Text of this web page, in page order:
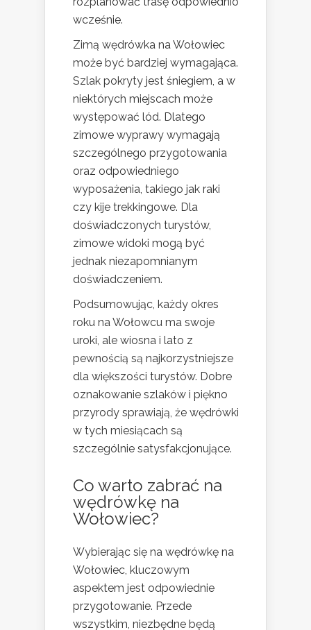
wcześnie.
Zimą wędrówka na Wołowiec
może być bardziej wymagająca.
Szlak pokryty jest śniegiem, a w
niektórych miejscach może
występować lód. Dlatego
zimowe wyprawy wymagają
szczególnego przygotowania
oraz odpowiedniego
wyposażenia, takiego jak raki
czy kije trekkingowe. Dla
doświadczonych turystów,
zimowe widoki mogą być
jednak niezapomnianym
doświadczeniem.
Podsumowując, każdy okres
roku na Wołowcu ma swoje
uroki, ale wiosna i lato z
pewnością są najkorzystniejsze
dla większości turystów. Dobre
oznakowanie szlaków i piękno
przyrody sprawiają, że wędrówki
w tych miesiącach są
szczególnie satysfakcjonujące.
Co warto zabrać na
wędrówkę na
Wołowiec?
Wybierając się na wędrówkę na
Wołowiec, kluczowym
aspektem jest odpowiednie
przygotowanie. Przede
wszystkim, niezbędne będą